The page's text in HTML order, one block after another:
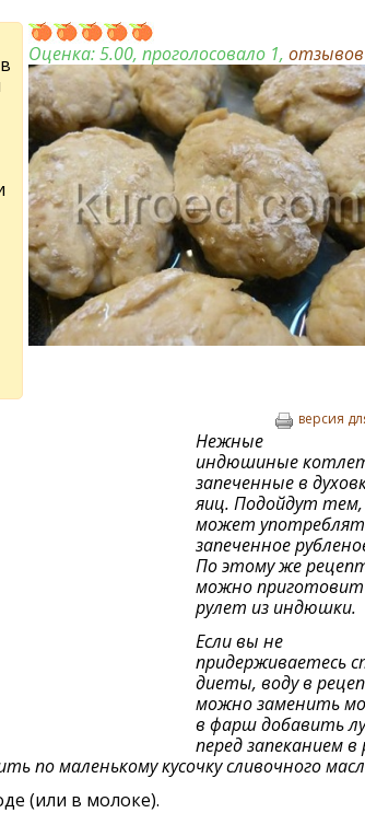
Оценка:5.00, проголосовало 1,
версия
Нежные
индюшиные
запеченные в
яиц. Подойдут
может
запеченное
По этому же
можно
рулет из индюшки.
Если вы не
придерживаетесь
диеты, воду в
можно заменить
в фарш добавить
перед запеканием в
по маленькому кусочку сливочного
(или в молокe).